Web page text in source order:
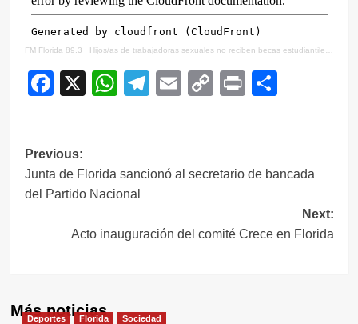
FM Florida 89.3 · Hijos/as de trabajadoras sexuales no reciben becas estudiantiles por falta de recibos de sueldos
Facebook
X WhatsApp
Telegram
EmailCopy
Print
Navegación
de
Previous:
Junta de Florida sancionó al secretario de bancada
del Partido Nacional
Next:
Acto inauguración del comité Crece en Florida
Más noticias
Deportes Florida Sociedad